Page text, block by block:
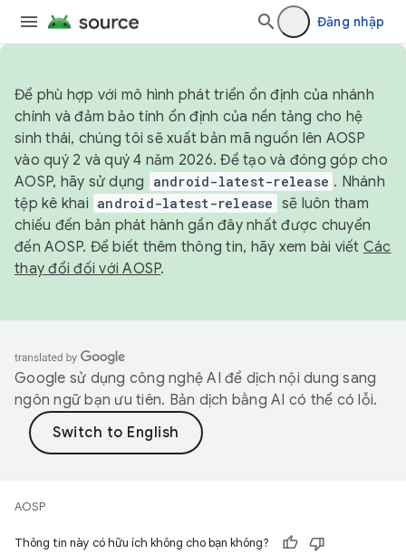
Đăng nhập
Để phù hợp với mô hình phát triển ổn định của nhánh
chính và đảm bảo tính ổn định của nền tảng cho hệ
sinh thái, chúng tôi sẽ xuất bản mã nguồn lên AOSP
vào quý 2 và quý 4 năm 2026. Để tạo và đóng góp cho
AOSP, hãy sử dụng
android-latest-release . Nhánh
tệp kê khai android-latest-release sẽ luôn tham
chiếu đến bản phát hành gần đây nhất được chuyển
đến AOSP. Để biết thêm thông tin, hãy xem bài viết Các
thay đổi đối với AOSP.
Google sử dụng công nghệ AI để dịch nội dung sang
ngôn ngữ bạn ưu tiên. Bản dịch bằng AI có thể có lỗi.
AOSP
Thông tin này có hữu ích không cho bạn không?